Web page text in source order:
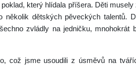
který hlídala příšera. Děti
několik dětských pěveckých talentů.
zvládly na jedničku, mnohokrát
což jsme usoudili z úsměvů na